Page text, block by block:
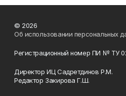
© 2026
Об использовании персональных
Регистрационный номер ПИ № ТУ
Директор ИЦ Садретдинов Р.М.
Редактор Закирова Г.Ш.